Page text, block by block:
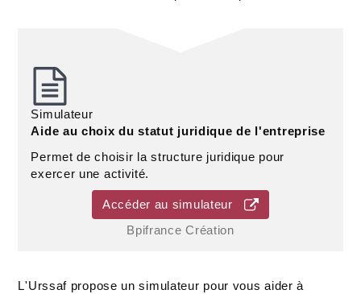
Simulateur
Aide au choix du statut juridique de l'entreprise
Permet de choisir la structure juridique pour
exercer une activité.
Accéder au simulateur
Bpifrance Création
L'Urssaf propose un simulateur pour vous aider à